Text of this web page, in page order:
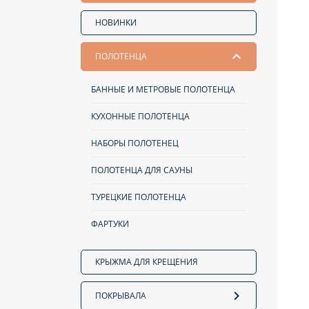
НОВИНКИ
ПОЛОТЕНЦА
БАННЫЕ И МЕТРОВЫЕ ПОЛОТЕНЦА
КУХОННЫЕ ПОЛОТЕНЦА
НАБОРЫ ПОЛОТЕНЕЦ
ПОЛОТЕНЦА ДЛЯ САУНЫ
ТУРЕЦКИЕ ПОЛОТЕНЦА
ФАРТУКИ
КРЫЖМА ДЛЯ КРЕЩЕНИЯ
ПОКРЫВАЛА